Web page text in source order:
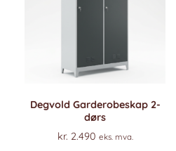
Degvold Garderobeskap 2-
dørs
kr. 2.490 eks. mva.